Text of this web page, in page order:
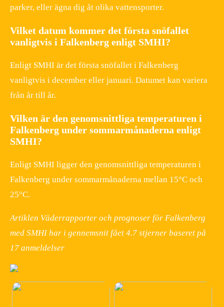
parker, eller ägna dig åt olika vattensporter.
Vilket datum kommer det första snöfallet
vanligtvis i Falkenberg enligt SMHI?
Enligt SMHI är det första snöfallet i Falkenberg
vanligtvis i december eller januari. Datumet kan variera
från år till år.
Vilken är den genomsnittliga temperaturen i
Falkenberg under sommarmånaderna enligt
SMHI?
Enligt SMHI ligger den genomsnittliga temperaturen i
Falkenberg under sommarmånaderna mellan 15°C och
25°C.
Artiklen Väderrapporter och prognoser för Falkenberg
med SMHI har i gennemsnit fået 4.7 stjerner baseret på
17 anmeldelser